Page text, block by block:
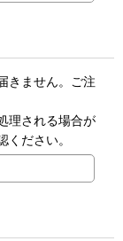
きません。ご注
理される場合が
ださい。